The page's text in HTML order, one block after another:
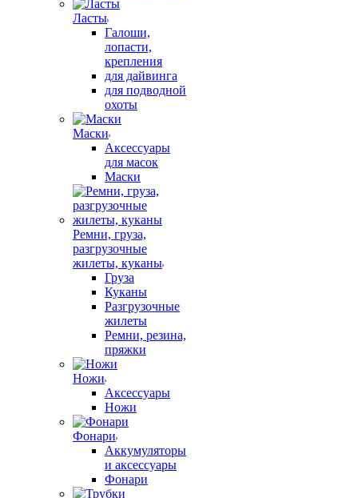
Ласты
Галоши,
лопасти,
крепления
для дайвинга
для подводной
охоты
Маски
Аксессуары
для масок
Маски
Ремни, груза,
разгрузочные
жилеты, куканы
Груза
Куканы
Разгрузочные
жилеты
Ремни, резина,
пряжки
Ножи
Аксессуары
Ножи
Фонари
Аккумуляторы
и аксессуары
Фонари